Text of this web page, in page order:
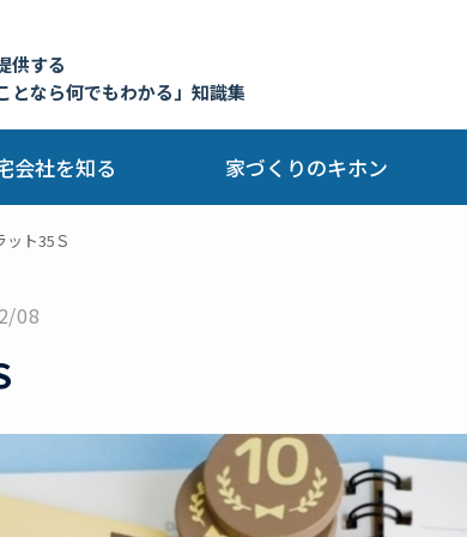
供する
となら何でもわかる」知識集
会社を知る 家づくりのキホン
ット35Ｓ
08